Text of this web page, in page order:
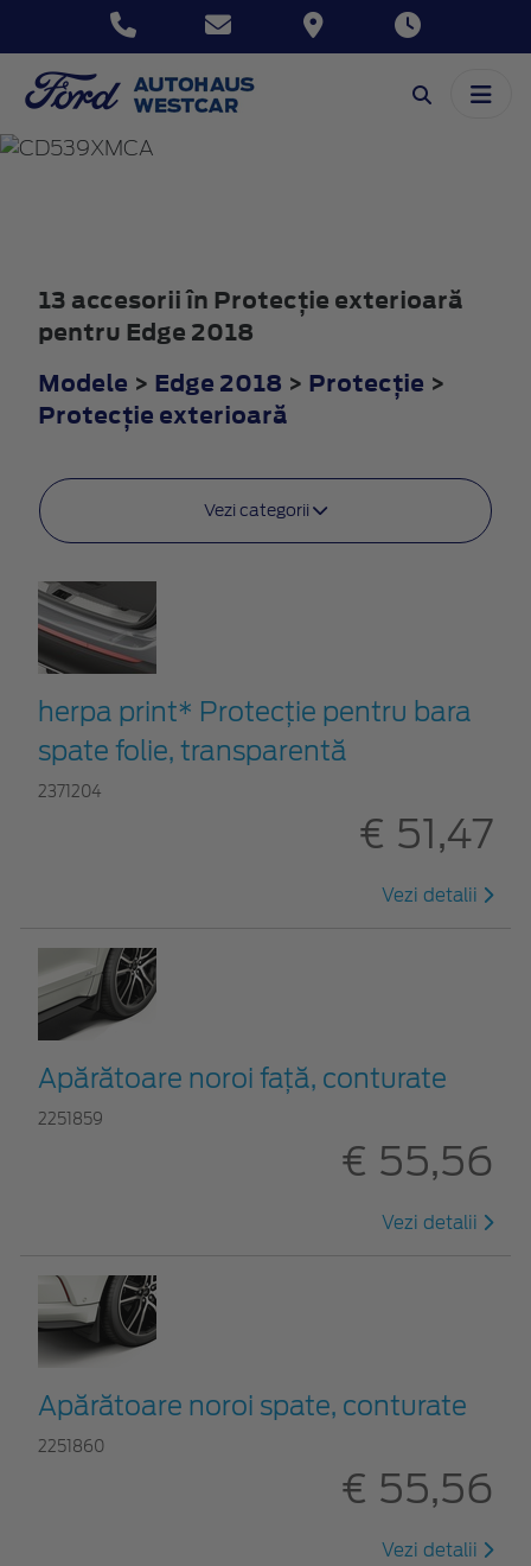
EDGE
13 accesorii în Protecţie exterioară
pentru Edge 2018
Modele > Edge 2018 > Protecţie >
Protecţie exterioară
Vezi categorii
herpa print* Protecţie pentru bara
spate folie, transparentă
2371204
€ 51,47
Vezi detalii
Apărătoare noroi față, conturate
2251859
€ 55,56
Vezi detalii
Apărătoare noroi spate, conturate
2251860
€ 55,56
Vezi detalii